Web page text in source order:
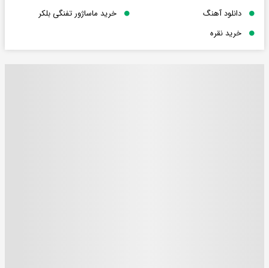
دانلود آهنگ
خرید ماساژور تفنگی بلکر
خرید نقره